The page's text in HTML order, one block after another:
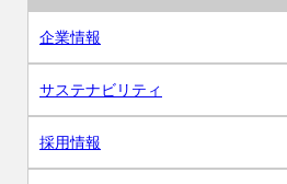
企業情報
サステナビリティ
採用情報